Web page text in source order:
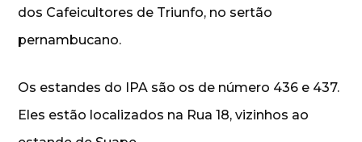
dos Cafeicultores de Triunfo, no sertão
pernambucano.
Os estandes do IPA são os de número 436 e 437.
Eles estão localizados na Rua 18, vizinhos ao